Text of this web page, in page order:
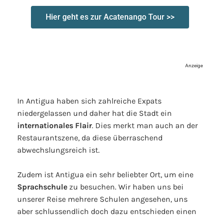
Hier geht es zur Acatenango Tour >>
Anzeige
In Antigua haben sich zahlreiche Expats
niedergelassen und daher hat die Stadt ein
internationales Flair. Dies merkt man auch an der
Restaurantszene, da diese überraschend
abwechslungsreich ist.
Zudem ist Antigua ein sehr beliebter Ort, um eine
Sprachschule zu besuchen. Wir haben uns bei
unserer Reise mehrere Schulen angesehen, uns
aber schlussendlich doch dazu entschieden einen